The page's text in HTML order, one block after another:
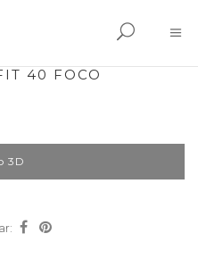
40 FOCO
3D